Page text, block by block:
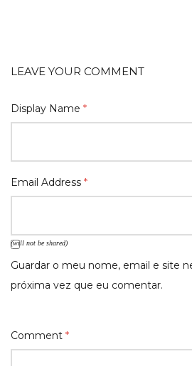
LEAVE YOUR COMMENT
Display Name *
Email Address *
(will not be shared)
Guardar o meu nome, email e site
próxima vez que eu comentar.
Comment *